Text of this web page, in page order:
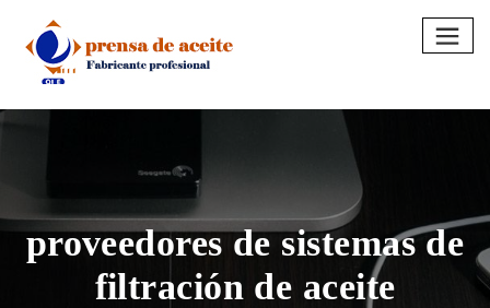
content
proveedores de sistemas de
filtración de aceite